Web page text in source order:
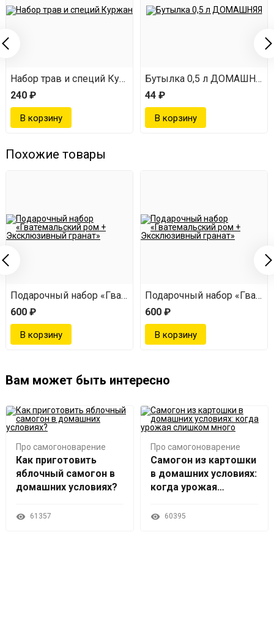
Что входит в набор
шт;
внутри бутылок травы и специи.
Набор трав и специй Куржан
240 ₽
Бутылка 0,5 л ДОМАШНЯЯ
44 ₽
Похожие товары
гранат»ром + Эксклюзивный гранат»
Подарочный набор «Гватемальский ром +
600 ₽
Подарочный набор
600 ₽
Вам может быть интересно
Про самогоноварение
Как приготовить
яблочный самогон в
домашних условиях?
61357
Про самогоноварение
Самогон из картошки
в домашних условиях:
когда урожая
60395